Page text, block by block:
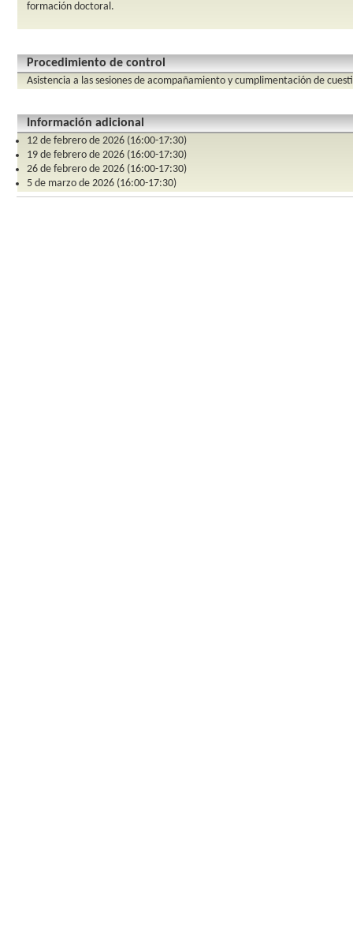
formación doctoral.
Procedimiento de control
Asistencia a las sesiones de acompañamiento y cumplimentación de
Información adicional
12 de febrero de 2026 (16:00-17:30)
19 de febrero de 2026 (16:00-17:30)
26 de febrero de 2026 (16:00-17:30)
5 de marzo de 2026 (16:00-17:30)